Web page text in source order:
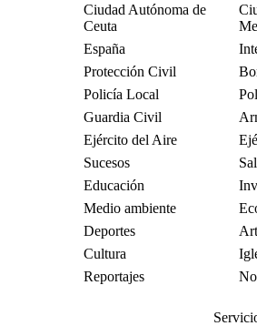
Ciudad Autónoma de
Ceuta
España
Protección Civil
Policía Local
Guardia Civil
Ejército del Aire
Sucesos
Educación
Medio ambiente
Deportes
Cultura
Reportajes